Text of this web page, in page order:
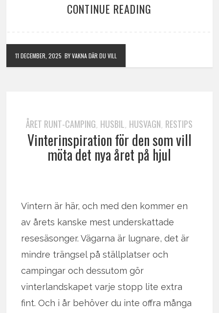
CONTINUE READING
11 DECEMBER, 2025 BY VAKNA DÄR DU VILL
ÅRET RUNT-CAMPING, HUSBIL, HUSVAGN, RESTIPS
Vinterinspiration för den som vill
möta det nya året på hjul
Vintern är här, och med den kommer en
av årets kanske mest underskattade
resesäsonger. Vägarna är lugnare, det är
mindre trängsel på ställplatser och
campingar och dessutom gör
vinterlandskapet varje stopp lite extra
fint. Och i år behöver du inte offra många